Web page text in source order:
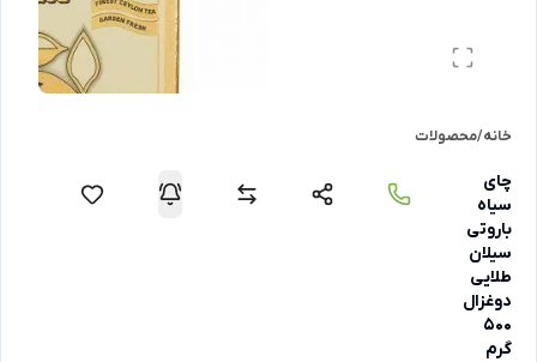
خانه/محصولات
چای
سیاه
باروتی
سیلان
طلایی
دوغزال
500
گرم